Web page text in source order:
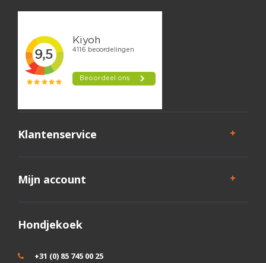
Klantenservice
Mijn account
Hondjekoek
+31 (0) 85 745 00 25